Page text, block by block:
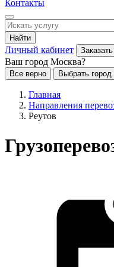
Контакты
Найти
Личный кабинет
Ваш город Москва?
Все верно Выбрать город
Главная
Направления
Реутов